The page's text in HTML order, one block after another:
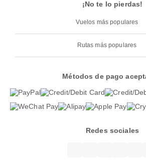
¡No te lo pierdas!
Vuelos más populares
Rutas más populares
Métodos de pago
Redes sociales